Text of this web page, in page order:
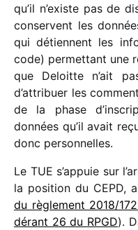
qu’il n’existe pas de
conservent les
qui détiennent les
code) permet­tant une
que Deloitte n’ait
d’attribuer les
de la phase
données qu’il avait
donc personnelles.
Le TUE s’appuie sur
la posi­tion du CEPD,
du règle­ment 2018/​
dé­rant 26 du RPGD).